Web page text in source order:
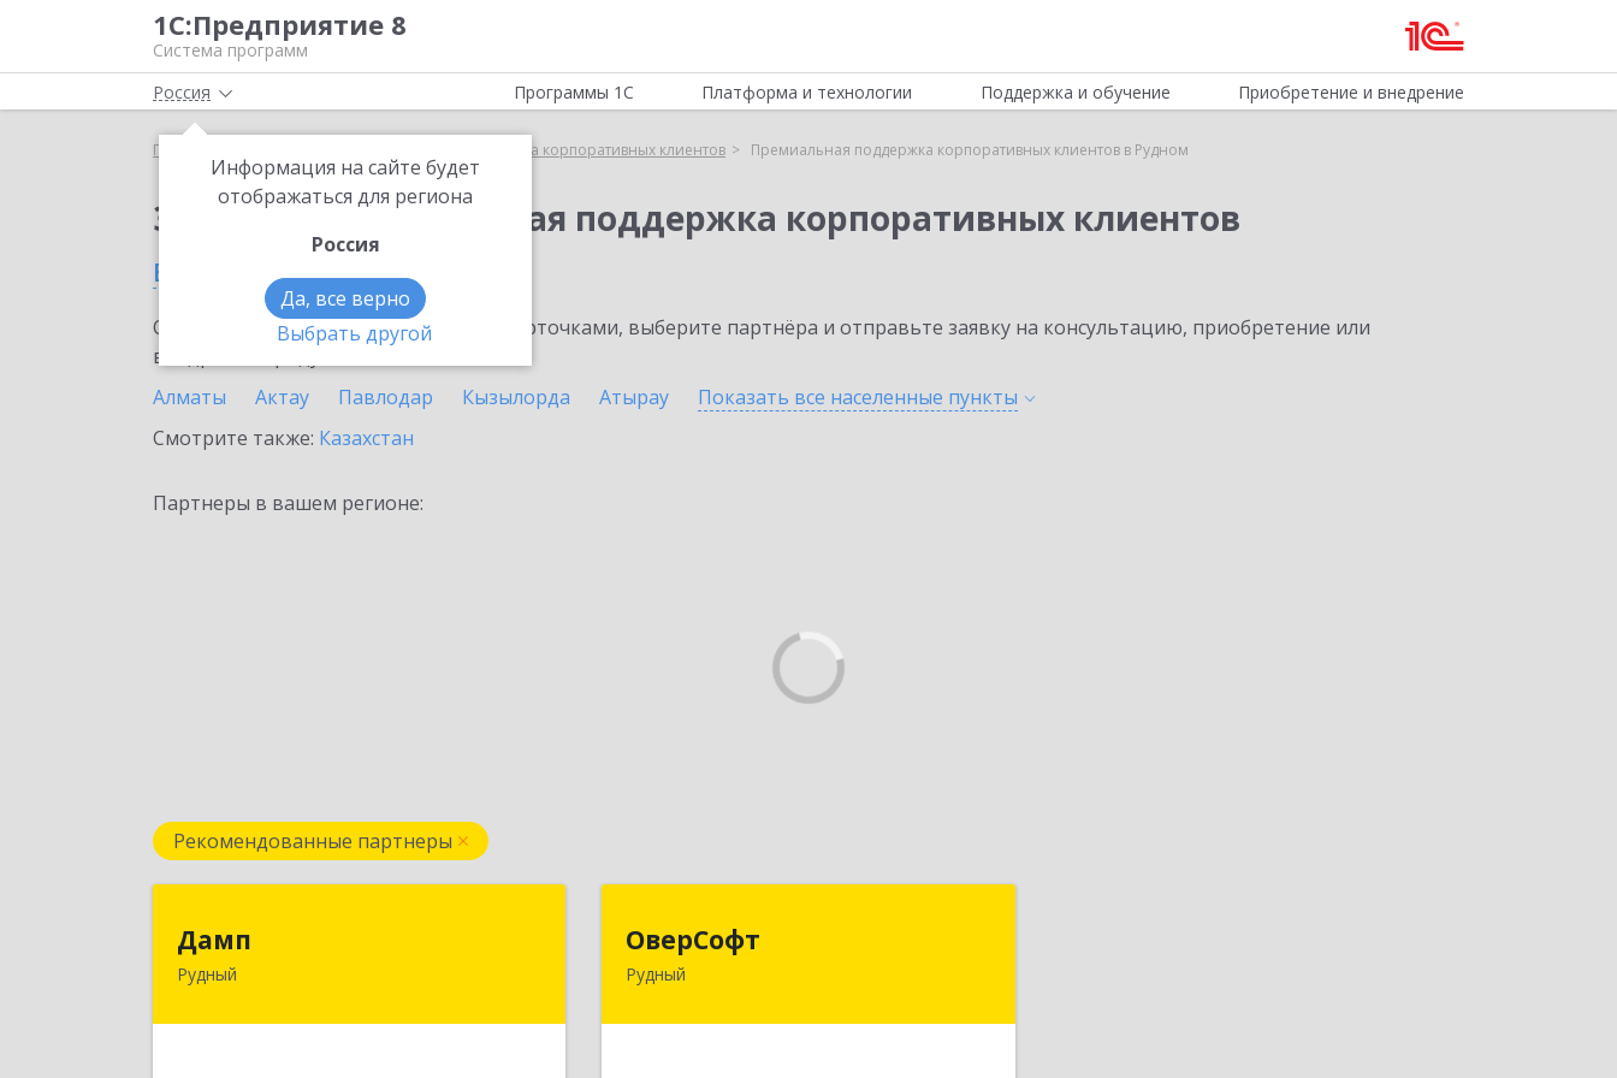
1С:Предприятие 8
Система программ
Россия
Информация на сайте будет
отображаться для региона
Россия
Да, все верно
Выбрать другой
Программы 1С Платформа и технологии Поддержка и обучение Приобретение и внедрение
Главная Премиальная поддержка корпоративных клиентов Премиальная поддержка корпоративных клиентов в Рудном
Заказать Премиальная поддержка корпоративных клиентов
в Рудном
Ознакомьтесь с информационными карточками, выберите партнёра и отправьте заявку на консультацию, приобретение или
внедрение продукта.
Алматы
Актау Павлодар Кызылорда Атырау Показать все населенные пункты
Смотрите также: Казахстан
Партнеры в вашем регионе:
Рекомендованные партнеры
Дамп
Рудный
ОверСофт
РудныйКАЗАХСТАН , 111500, Костанайская